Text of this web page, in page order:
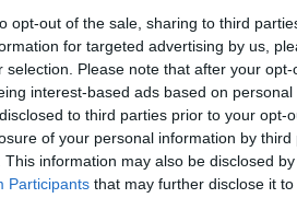
opt-out of the sale, sharing to third
for targeted advertising by us,
selection. Please note that after your
interest-based ads based on
to third parties prior to your opt-
of your personal information by third
This information may also be disclosed
Participants that may further disclose it
Rockhold az MMA
a kib*szott fogaimat
megdolgoztam. Az
ami visszalöki az
arról szól, ki akarja előbb